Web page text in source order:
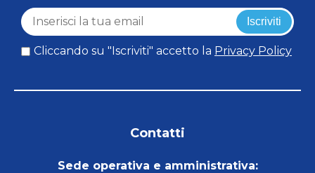
Iscriviti
Cliccando su "Iscriviti" accetto la Privacy Policy
Contatti
Sede operativa e amministrativa: